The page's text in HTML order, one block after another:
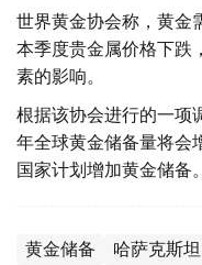
世界黄金协会称，黄金
本季度贵金属价格下跌
素的影响。
根据该协会进行的一项
年全球黄金储备量将会
国家计划增加黄金储备。
黄金储备 哈萨克斯坦